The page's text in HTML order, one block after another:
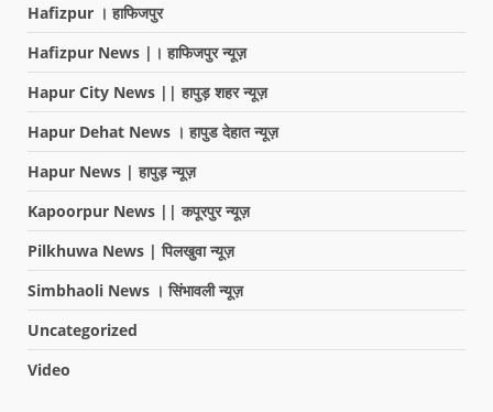
Hafizpur । हाफिजपुर
Hafizpur News |। हाफिजपुर न्यूज़
Hapur City News || हापुड़ शहर न्यूज़
Hapur Dehat News । हापुड देहात न्यूज़
Hapur News | हापुड़ न्यूज़
Kapoorpur News || कपूरपुर न्यूज़
Pilkhuwa News | पिलखुवा न्यूज़
Simbhaoli News । सिंभावली न्यूज़
Uncategorized
Video